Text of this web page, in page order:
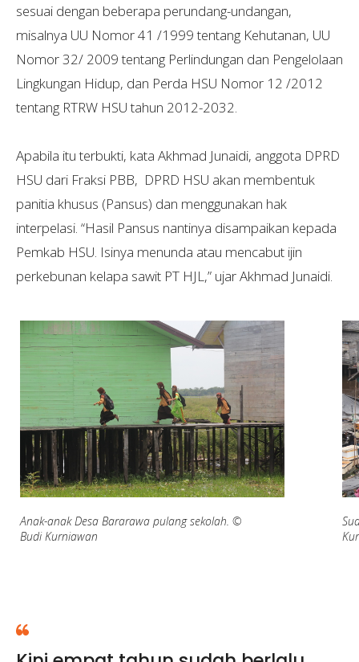
sesuai dengan beberapa perundang-undangan,
misalnya UU Nomor 41 /1999 tentang Kehutanan, UU
Nomor 32/ 2009 tentang Perlindungan dan Pengelolaan
Lingkungan Hidup, dan Perda HSU Nomor 12 /2012
tentang RTRW HSU tahun 2012-2032.
Apabila itu terbukti, kata Akhmad Junaidi, anggota DPRD
HSU dari Fraksi PBB, DPRD HSU akan membentuk
panitia khusus (Pansus) dan menggunakan hak
interpelasi. “Hasil Pansus nantinya disampaikan kepada
Pemkab HSU. Isinya menunda atau mencabut ijin
perkebunan kelapa sawit PT HJL,” ujar Akhmad Junaidi.
Anak-anak Desa Bararawa pulang sekolah. ©
Budi Kurniawan